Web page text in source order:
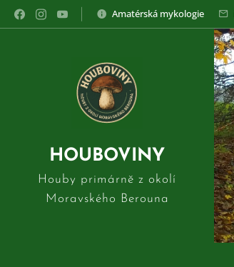
Amatérská mykologie
HOUBOVINY
Houby primárně z okolí
Moravského Berouna